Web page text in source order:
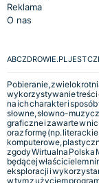
Reklama
O nas
ABCZDROWIE.PL JEST
Pobieranie,
wykorzystywanie treści
na ich charakter i
słowne, słowno-
graficzne i zawarte w
oraz formę (np.
komputerowe,
zgody Wirtualna Polska
będącej właścicielem
eksploracji i
w tym z użyciem